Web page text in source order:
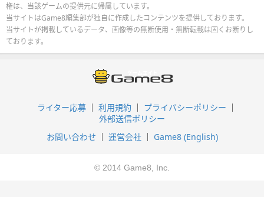
権は、当該ゲームの提供元に帰属しています。
当サイトはGame8編集部が独自に作成したコンテンツを提供しております。
当サイトが掲載しているデータ、画像等の無断使用・無断転載は固くお断りし
ております。
ライター応募 利用規約
プライバシーポリシー
外部送信ポリシー
お問い合わせ
運営会社 Game8 (English)
© 2014 Game8, Inc.